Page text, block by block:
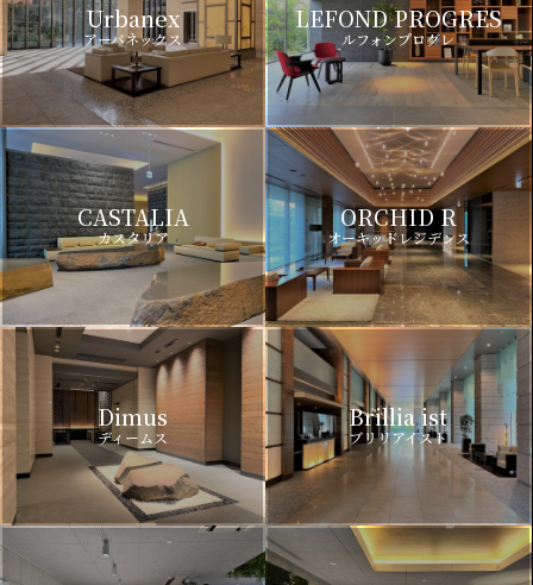
Urbanex
アーバネックス
LEFOND PROGRES
ルフォンプログレ
CASTALIA
カスタリア
ORCHID R
オーキッドレジデンス
Dimus
ディームス
Brillia ist
ブリリアイスト